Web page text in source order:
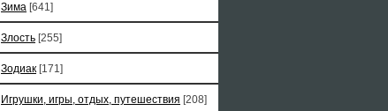
Зима [641]
Злость [255]
Зодиак [171]
Игрушки, игры, отдых, путешествия [208]